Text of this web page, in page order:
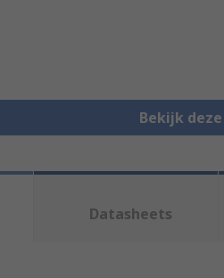
Bekijk
Datasheets